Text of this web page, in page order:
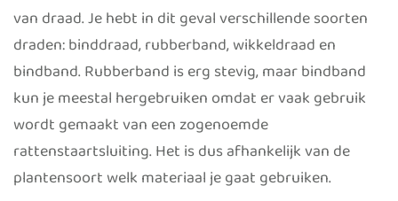
van draad. Je hebt in dit geval verschillende soorten
draden: binddraad, rubberband, wikkeldraad en
bindband. Rubberband is erg stevig, maar bindband
kun je meestal hergebruiken omdat er vaak gebruik
wordt gemaakt van een zogenoemde
rattenstaartsluiting. Het is dus afhankelijk van de
plantensoort welk materiaal je gaat gebruiken.